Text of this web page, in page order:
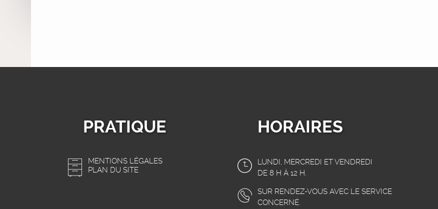
PRATIQUE
MENTIONS LÉGALES
PLAN DU SITE
HORAIRES
LUNDI, MERCREDI ET VENDREDI
DE 8 H À 12 H.
SUR RENDEZ-VOUS AVEC LE SERVICE
CONCERNÉ.